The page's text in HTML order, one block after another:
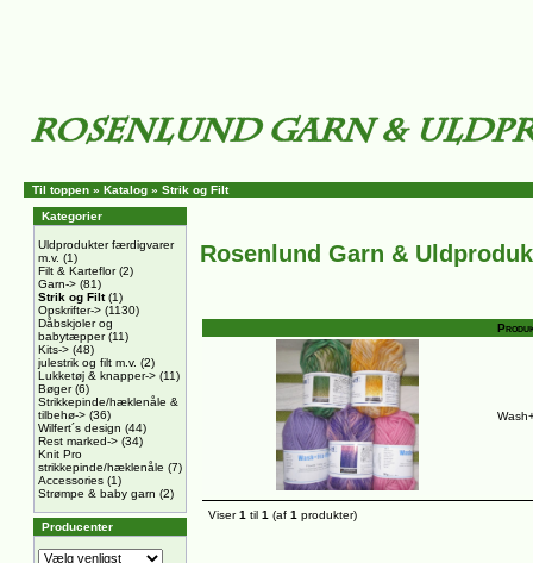
Til toppen » Katalog » Strik og Filt
Kategorier
Uldprodukter færdigvarer
m.v. (1)
Filt & Karteflor(2)
Garn-> (81)
Strik og Filt(1)
Opskrifter-> (1130)
Dåbskjoler og
babytæpper(11)
Kits-> (48)
julestrik og filt m.v. (2)
Lukketøj & knapper-> (11)
Bøger(6)
Strikkepinde/hæklenåle &
tilbehø-> (36)
Wilfert´s design (44)
Rest marked-> (34)
Knit Pro
strikkepinde/hæklenåle (7)
Accessories (1)
Strømpe & baby garn (2)
Producenter
Rosenlund Garn &
Viser1 til 1 (af 1 produkter)